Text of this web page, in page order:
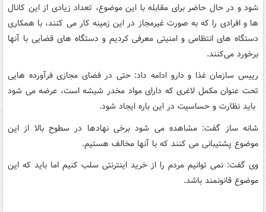
شود و در حال حاضر برای مقابله با این موضوع، تعداد زیادی از این کانال
ها و افرادی را که به صورت غیرمجاز در این زمینه کار می کنند، با همکاری
دستگاه های انتظامی و امنیتی معرفی کردیم و دستگاه های قضایی با آنها
برخورد می‌کنند.
رییس سازمان غذا و دارو ادامه داد: حتی در فضای مجازی فرآورده هایی
تحت عنوان مکمل لاغری که دارای مواد مخدر شیشه است، عرضه می شود
باید نظارت و حساسیت در این باره ایجاد شود.
شانه ساز گفت: مشاهده می شود برخی نهادها در سطوح بالا از این
موضوع پشتیبانی می‌ کنند که با آنها مخالف هستیم.
وی گفت: نمی توانیم مردم را از خرید اینترنتی سلب کنیم اما باید که این
موضوع قانونمند باشد.